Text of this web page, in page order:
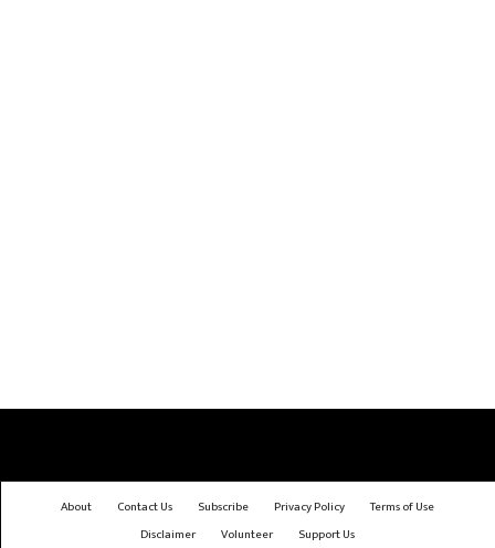
About Contact Us Subscribe Privacy Policy
Terms of Use
Disclaimer
Volunteer Support Us